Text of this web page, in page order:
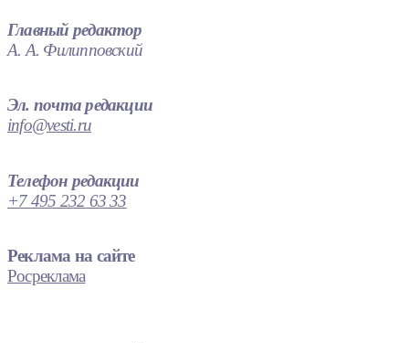
Главный редактор
А. А. Филипповский
Эл. почта редакции
info@vesti.ru
Телефон редакции
+7 495 232 63 33
Реклама на сайте
Росреклама